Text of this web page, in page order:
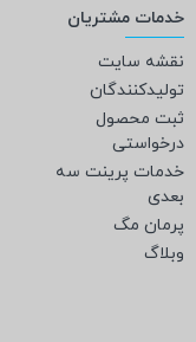
خدمات مشتریان
نقشه سایت
تولیدکنندگان
ثبت محصول
درخواستی
خدمات پرینت سه
بعدی
پرمان مگ
وبلاگ